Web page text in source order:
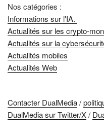
Nos catégories :
Informations sur l'IA.
Actualités sur les crypto-
Actualités sur la
Actualités mobiles
Actualités Web
Contacter DualMedia/
DualMedia sur Twitter/X/